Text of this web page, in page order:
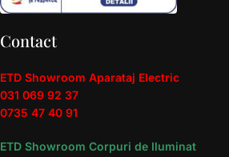
Contact
ETD Showroom Aparataj Electric
031 069 92 37
0735 47 40 91
ETD Showroom Corpuri de Iluminat